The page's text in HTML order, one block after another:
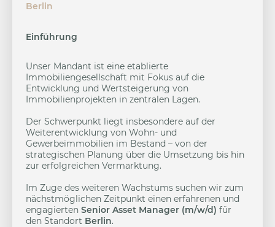
Berlin
Einführung
Unser Mandant ist eine etablierte
Immobiliengesellschaft mit Fokus auf die
Entwicklung und Wertsteigerung von
Immobilienprojekten in zentralen Lagen.
Der Schwerpunkt liegt insbesondere auf der
Weiterentwicklung von Wohn- und
Gewerbeimmobilien im Bestand – von der
strategischen Planung über die Umsetzung bis hin
zur erfolgreichen Vermarktung.
Im Zuge des weiteren Wachstums suchen wir zum
nächstmöglichen Zeitpunkt einen erfahrenen und
engagierten Senior Asset Manager (m/w/d) für
den Standort Berlin.